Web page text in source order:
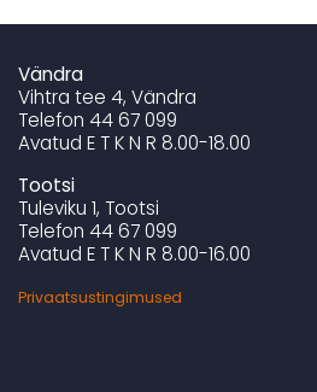
Vändra
Vihtra tee 4, Vändra
Telefon 44 67 099
Avatud E T K N R 8.00-18.00
Tootsi
Tuleviku 1, Tootsi
Telefon 44 67 099
Avatud E T K N R 8.00-16.00
Privaatsustingimused